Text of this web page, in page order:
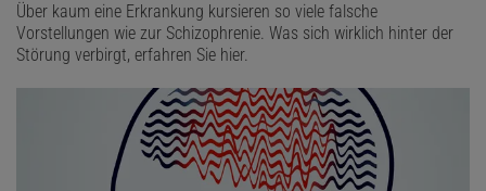
Über kaum eine Erkrankung kursieren so viele falsche
Vorstellungen wie zur Schizophrenie. Was sich wirklich hinter der
Störung verbirgt, erfahren Sie hier.